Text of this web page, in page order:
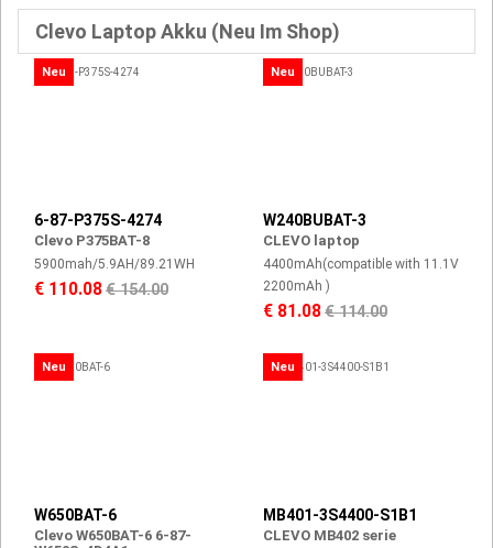
Clevo Laptop Akku (Neu Im Shop)
Neu
6-87-P375S-4274
Clevo P375BAT-8
5900mah/5.9AH/89.21WH
€ 110.08€ 154.00
Neu
W240BUBAT-3
CLEVO laptop
4400mAh(compatible with 11.1V
2200mAh )
€ 81.08€ 114.00
Neu
W650BAT-6
Clevo W650BAT-6 6-87-
Neu
MB401-3S4400-S1B1
CLEVO MB402 serie